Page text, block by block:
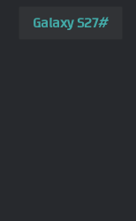
Galaxy S27